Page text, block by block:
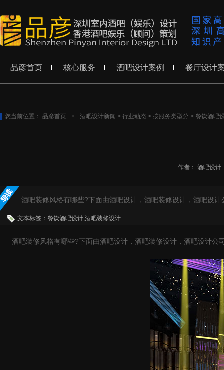
品彦首页 核心服务 酒吧设计案例 餐厅设计
您当前位置： 品彦首页 > 酒吧设计新闻 > 行业动态 > 按服务类型分 > 餐饮酒吧
作者： 酒吧设计
酒吧装修风格有哪些?下面由酒吧设计，酒吧装修设计，酒吧设
文本标签：餐饮酒吧设计,酒吧装修设计
酒吧装修风格有哪些?下面由酒吧设计，酒吧装修设计，酒吧设计公